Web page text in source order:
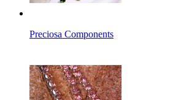
Preciosa Components